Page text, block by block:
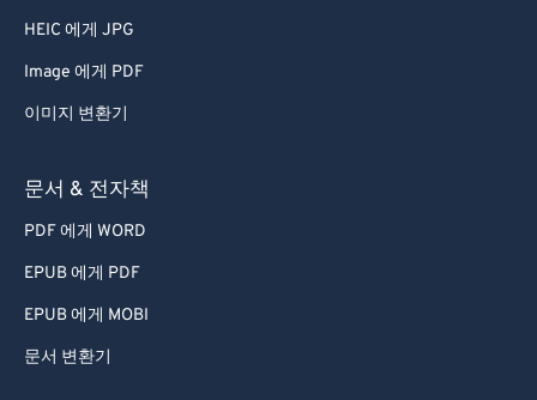
HEIC 에게 JPG
Image 에게 PDF
이미지 변환기
문서 & 전자책
PDF 에게 WORD
EPUB 에게 PDF
EPUB 에게 MOBI
문서 변환기